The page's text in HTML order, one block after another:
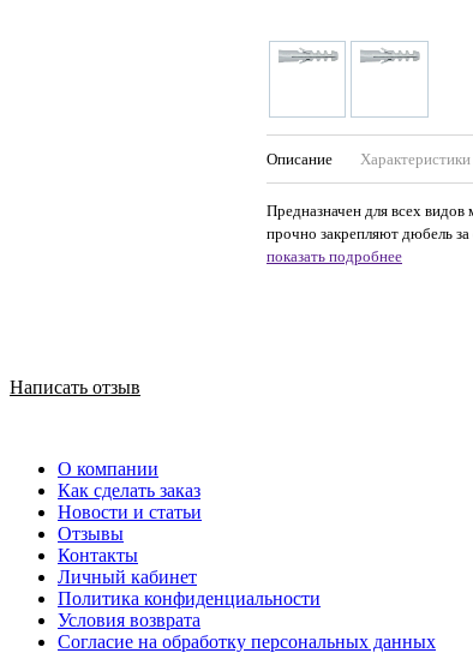
Описание Характеристики
Предназначен для всех
прочно закрепляют дюбель за
показать подробнее
Написать отзыв
О компании
Как сделать заказ
Новости и статьи
Отзывы
Контакты
Личный кабинет
Политика конфиденциальности
Условия возврата
Согласие на обработку персональных данных